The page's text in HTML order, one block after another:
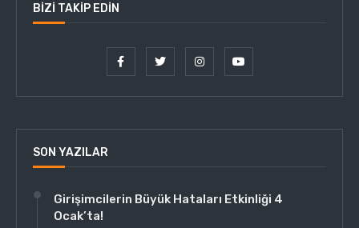
BIZI TAKIP EDIN
SON YAZILAR
Girişimcilerin Büyük Hataları Etkinliği 4
Ocak’ta!